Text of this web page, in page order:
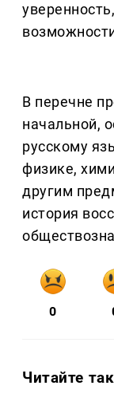
В перечне
начальной,
русскому
физике,
другим
история
0
Читайте